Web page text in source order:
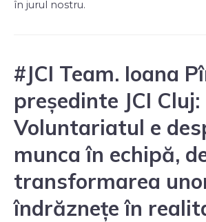
în jurul nostru.
#JCI Team. Ioana
președinte JCI Cluj:
Voluntariatul e
munca în echipă,
transformarea
îndrăznețe în